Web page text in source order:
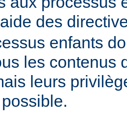
des
enfants
les contenus
leurs